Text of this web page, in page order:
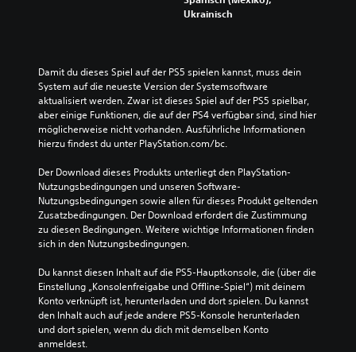
Ukrainisch
Damit du dieses Spiel auf der PS5 spielen kannst, muss dein
System auf die neueste Version der Systemsoftware
aktualisiert werden. Zwar ist dieses Spiel auf der PS5 spielbar,
aber einige Funktionen, die auf der PS4 verfügbar sind, sind hier
möglicherweise nicht vorhanden. Ausführliche Informationen
hierzu findest du unter PlayStation.com/bc.
Der Download dieses Produkts unterliegt den PlayStation-
Nutzungsbedingungen und unseren Software-
Nutzungsbedingungen sowie allen für dieses Produkt geltenden
Zusatzbedingungen. Der Download erfordert die Zustimmung
zu diesen Bedingungen. Weitere wichtige Informationen finden
sich in den Nutzungsbedingungen.
Du kannst diesen Inhalt auf die PS5-Hauptkonsole, die (über die
Einstellung „Konsolenfreigabe und Offline-Spiel“) mit deinem
Konto verknüpft ist, herunterladen und dort spielen. Du kannst
den Inhalt auch auf jede andere PS5-Konsole herunterladen
und dort spielen, wenn du dich mit demselben Konto
anmeldest.